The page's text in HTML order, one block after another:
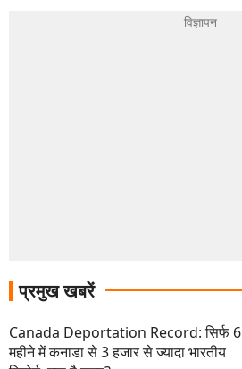
प्रमुख खबरें
Canada Deportation Record: सिर्फ 6
महीने में कनाडा से 3 हजार से ज्यादा भारतीय